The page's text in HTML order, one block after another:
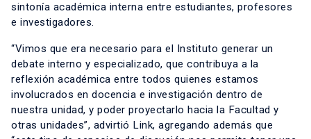
sintonía académica interna entre estudiantes, profesores
e investigadores.
“Vimos que era necesario para el Instituto generar un
debate interno y especializado, que contribuya a la
reflexión académica entre todos quienes estamos
involucrados en docencia e investigación dentro de
nuestra unidad, y poder proyectarlo hacia la Facultad y
otras unidades”, advirtió Link, agregando además que